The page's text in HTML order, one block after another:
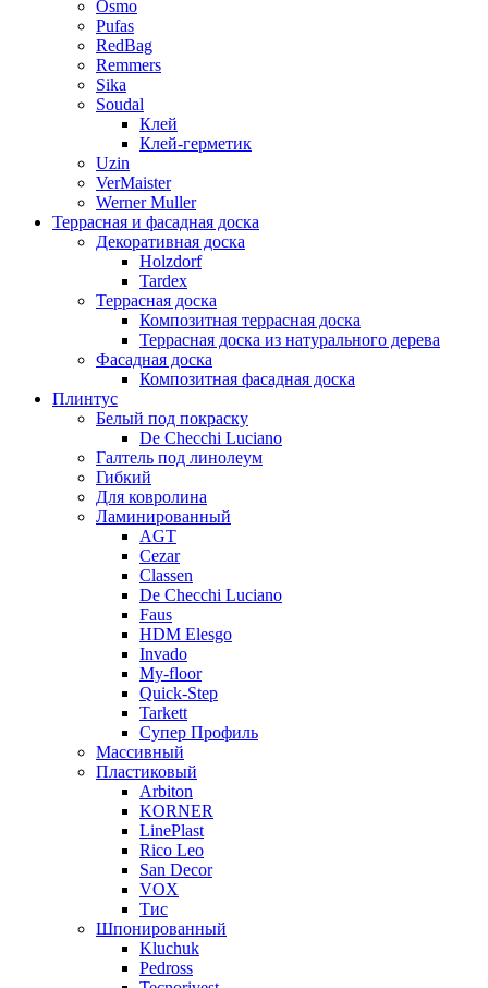
Osmo
Pufas
RedBag
Remmers
Sika
Soudal
Клей
Клей-герметик
Uzin
VerMaister
Werner Muller
Террасная и фасадная доска
Декоративная доска
Holzdorf
Tardex
Террасная доска
Композитная террасная доска
Террасная доска из натурального дерева
Фасадная доска
Композитная фасадная доска
Плинтус
Белый под покраску
De Checchi Luciano
Галтель под линолеум
Гибкий
Для ковролина
Ламинированный
AGT
Cezar
Classen
De Checchi Luciano
Faus
HDM Elesgo
Invado
My-floor
Quick-Step
Tarkett
Супер Профиль
Массивный
Пластиковый
Arbiton
KORNER
LinePlast
Rico Leo
San Decor
VOX
Тис
Шпонированный
Kluchuk
Pedross